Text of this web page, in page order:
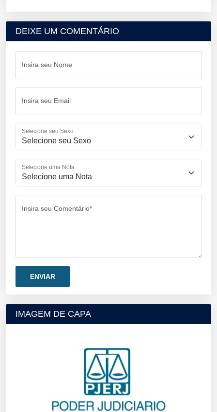
DEIXE UM COMENTÁRIO
Insira seu Nome
Insira seu Email
Selecione seu Sexo
Selecione uma Nota
Insira seu Comentário*
IMAGEM DE CAPA